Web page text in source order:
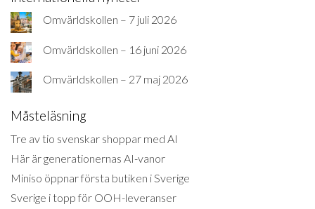
Omvärldskollen – 7 juli 2026
Omvärldskollen – 16 juni 2026
Omvärldskollen – 27 maj 2026
Måsteläsning
Tre av tio svenskar shoppar med AI
Här är generationernas AI-vanor
Miniso öppnar första butiken i Sverige
Sverige i topp för OOH-leveranser